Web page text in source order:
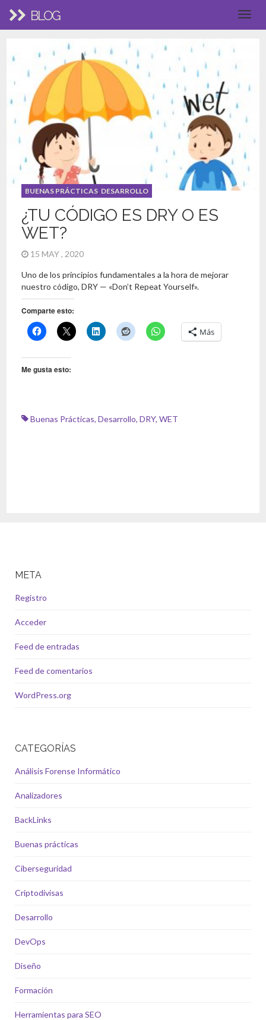
BLOG
BUENAS PRÁCTICAS DESARROLLO
¿TU CÓDIGO ES DRY O ES
WET?
15 MAY , 2020
Uno de los principios fundamentales a la hora de mejorar
nuestro código, DRY — «Don’t Repeat Yourself».
Comparte esto:
Más
Me gusta esto:
Buenas Prácticas, Desarrollo, DRY, WET
META
Registro
Acceder
Feed de entradas
Feed de comentarios
WordPress.org
CATEGORÍAS
Análisis Forense Informático
Analizadores
BackLinks
Buenas prácticas
Ciberseguridad
Criptodivisas
Desarrollo
DevOps
Diseño
Formación
Herramientas para SEO